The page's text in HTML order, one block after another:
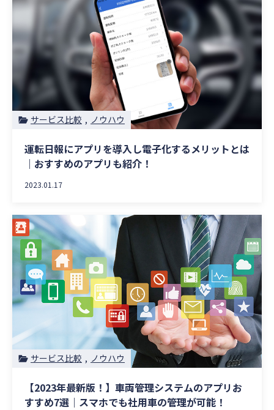
サービス比較 ノウハウ
運転日報にアプリを導入し電子化するメリットとは
｜おすすめのアプリも紹介！
2023.01.17
サービス比較 ノウハウ
【2023年最新版！】車両管理システムのアプリお
すすめ7選｜スマホでも社用車の管理が可能！